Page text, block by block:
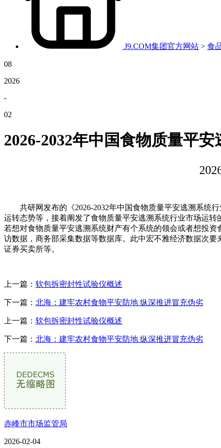
J9.COM集团官方网站 > 食
08
2026
-
02
2026-2032年中国食物质量平
共研网发布的《2026-2032年中国食物质量平安逃溯系统行
运转态势等，接着阐发了食物质量平安逃溯系统行业市场运
若想对食物质量平安逃溯系统财产有个系统的领会或者想投
访数据，商务部采集数据等数据库。此中宏不雅经济数据次
证券买卖所等。
上一篇： 软包拆密封性试验仪概述
下一篇： 北海：建牢农村食物平安防地 纵深推进冒充伪劣
上一篇： 软包拆密封性试验仪概述
下一篇： 北海：建牢农村食物平安防地 纵深推进冒充伪劣
赤峰市市场监管局
2026-02-04